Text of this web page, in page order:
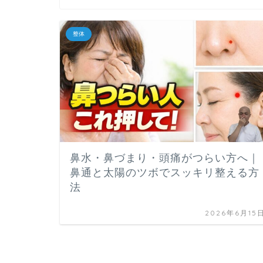
整体
鼻水・鼻づまり・頭痛がつらい方へ｜
鼻通と太陽のツボでスッキリ整える方
法
2026年6月15